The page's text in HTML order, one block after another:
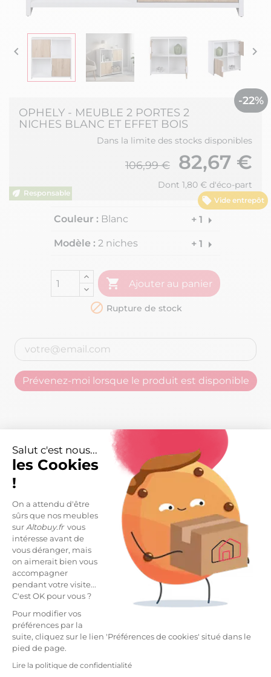
Salut c'est nous...
les Cookies
!
On a attendu d'être
sûrs que nos meubles
sur Altobuy.frvous
intéresse avant de
vous déranger, mais
on aimerait bien vous
accompagner
pendant votre visite...
C'est OK pour vous ?
Pour modifier vos
préférences par la
suite, cliquez sur le lien 'Préférences de cookies' situé dans le
pied de page.
Lire la politique de confidentialité
 
Vide entrepôt
-22%
OPHELY - MEUBLE 2 PORTES 2
NICHES BLANC ET EFFET BOIS
Dans la limite des stocks disponibles
106,99 € 82,67 €
Dont 1,80 € d'éco-part
Couleur : Blanc + 1 arrow_right
Modèle : 2 niches + 1 arrow_right
 Ajouter au panier
 Rupture de stock
Prévenez-moi lorsque le produit est disponible
Caractéristiques arrow_right
Livraisons et retours arrow_drop_down
DESCRIPTION